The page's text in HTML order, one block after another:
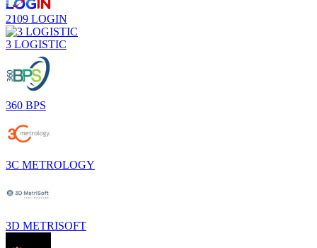
2109 LOGIN
3 LOGISTIC
360 BPS
3C METROLOGY
3D METRISOFT